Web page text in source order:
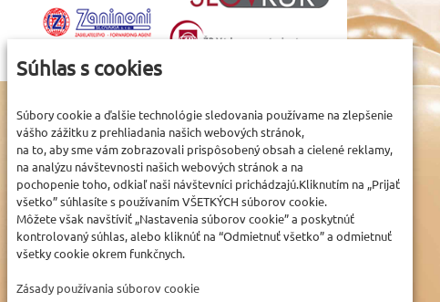
Súhlas s cookies
Súbory cookie a ďalšie technológie sledovania používame na zlepšenie
vášho zážitku z prehliadania našich webových stránok,
na to, aby sme vám zobrazovali prispôsobený obsah a cielené reklamy,
na analýzu návštevnosti našich webových stránok a na
pochopenie toho, odkiaľ naši návštevníci prichádzajú.Kliknutím na „Prijať
všetko” súhlasíte s používaním VŠETKÝCH súborov cookie.
Môžete však navštíviť „Nastavenia súborov cookie” a poskytnúť
kontrolovaný súhlas, alebo kliknúť na “Odmietnuť všetko” a odmietnuť
všetky cookie okrem funkčnych.
Zásady používania súborov cookie